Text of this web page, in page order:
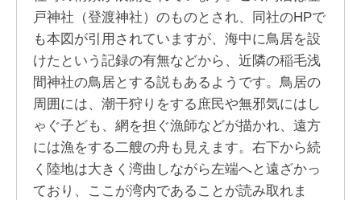
戸神社（登渡神社）のものとされ、同社のHPで
も本図が引用されていますが、海中に鳥居を設
けたという記録の有無などから、近隣の稲毛浅
間神社の鳥居とする説もあるようです。鳥居の
周囲には、潮干狩りをする庶民や無邪気にはし
ゃぐ子ども、網を担ぐ漁師などが描かれ、遠方
には漁をする二艘の舟も見えます。右下から続
く陸地は大きく湾曲しながら左端へと遠ざかっ
ており、ここが湾内であることが読み取れま